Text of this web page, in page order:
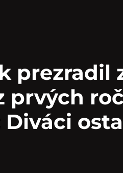
prezradil
prvých
Diváci